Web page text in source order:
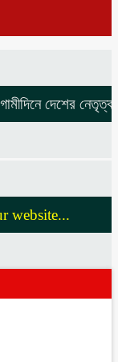
দেশের নেতৃত্ব